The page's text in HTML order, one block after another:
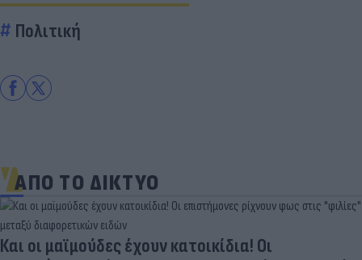
Πολιτική
ΑΠΟ ΤΟ ΔΙΚΤΥΟ
Και οι μαϊμούδες έχουν κατοικίδια! Οι